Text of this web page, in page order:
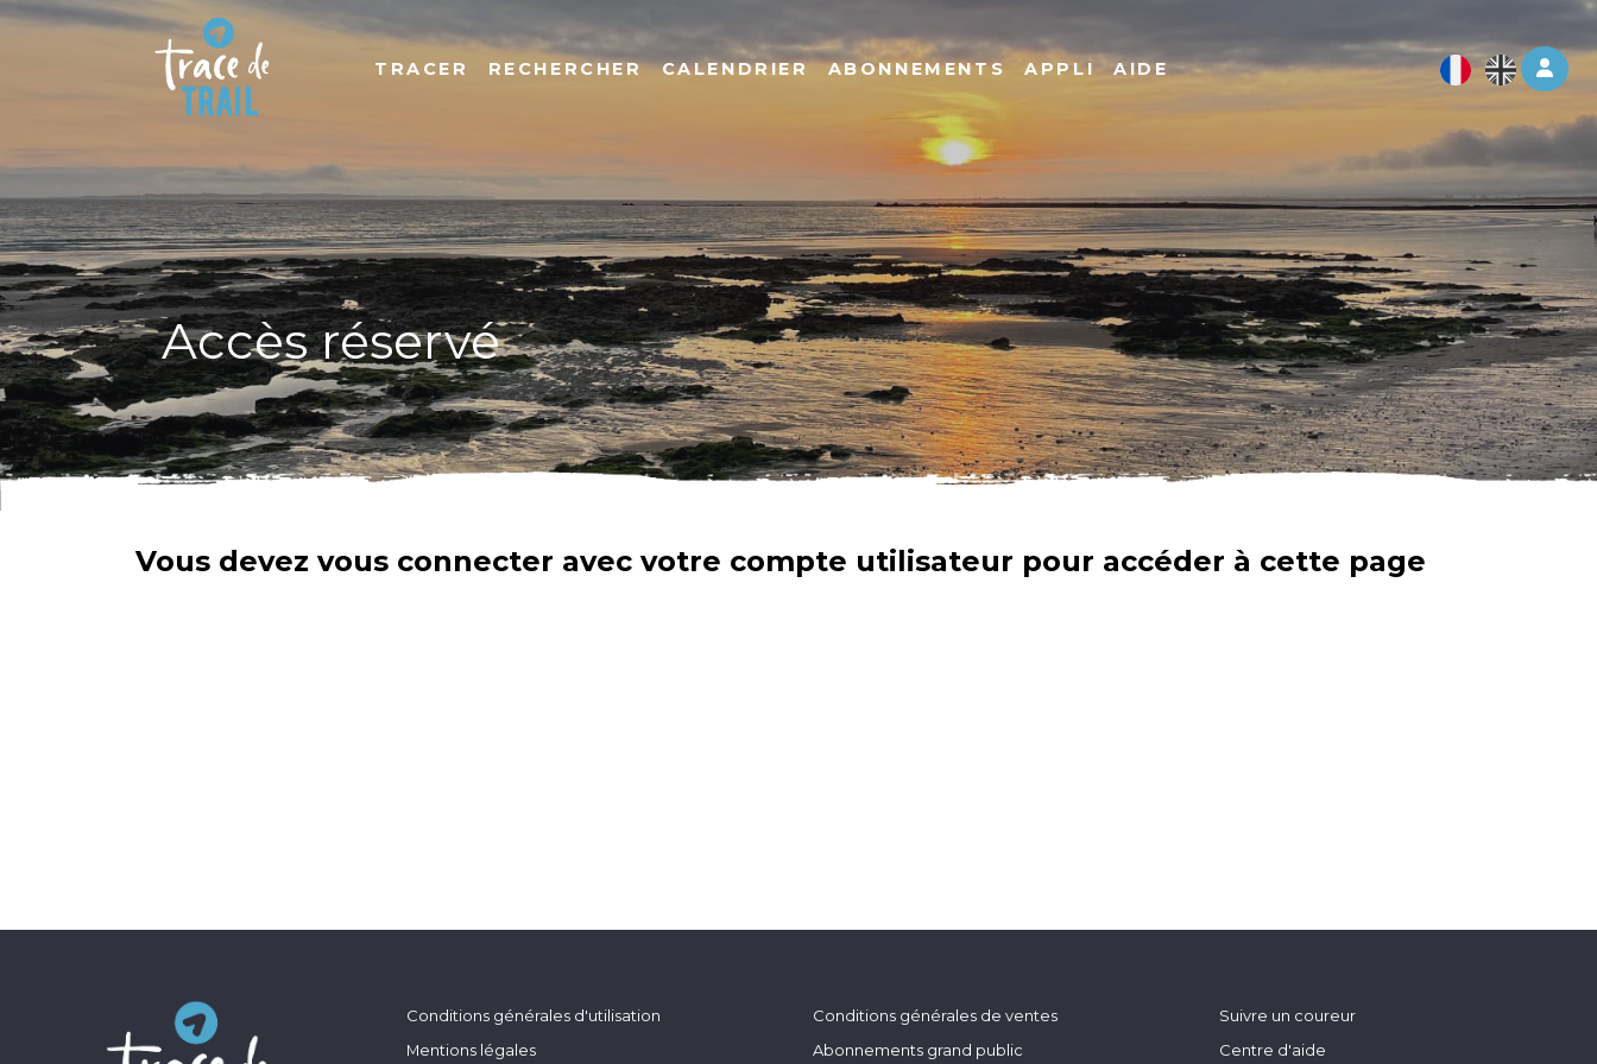
Log
TRACER RECHERCHER CALENDRIER ABONNEMENTS APPLI AIDE
Accès réservé
Vous devez vous connecter avec votre compte utilisateur pour accéder à cette page
Conditions générales d'utilisation
Mentions légales
Conditions générales de ventes
Abonnements grand public
Suivre un coureur
Centre d'aide